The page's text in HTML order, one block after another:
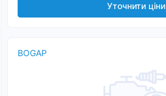
Уточнити ціни
BOGAP